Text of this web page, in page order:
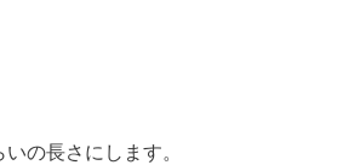
の長さにします。